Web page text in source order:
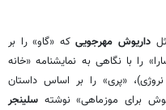
داریوش مهرجوییکه «گاو» را بر
را با نگاهی به نمایشنامه «خانه
«پری» را بر اساس داستان
برای موزماهی» نوشته سلینجر